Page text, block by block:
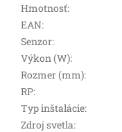
Hmotnosť:
EAN:
Senzor:
Výkon (W):
Rozmer (mm):
RP:
Typ inštalácie:
Zdroj svetla: